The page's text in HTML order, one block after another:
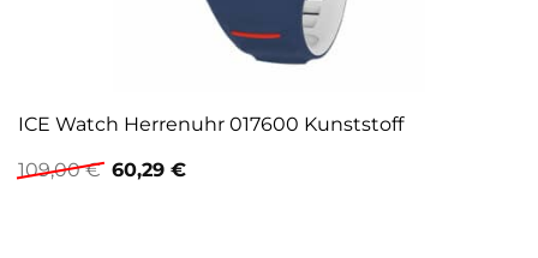
ICE Watch Herrenuhr 017600 Kunststoff
109,00€ Ursprünglicher
Preis
60,29 €Aktueller